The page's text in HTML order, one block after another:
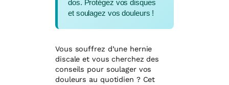
dos. Protégez vos disques
et soulagez vos douleurs !
Vous souffrez d’une hernie
discale et vous cherchez des
conseils pour soulager vos
douleurs au quotidien ? Cet